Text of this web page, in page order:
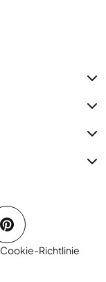
Cookie-Richtlinie